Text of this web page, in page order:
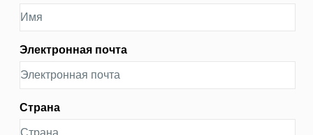
Электронная почта
Страна